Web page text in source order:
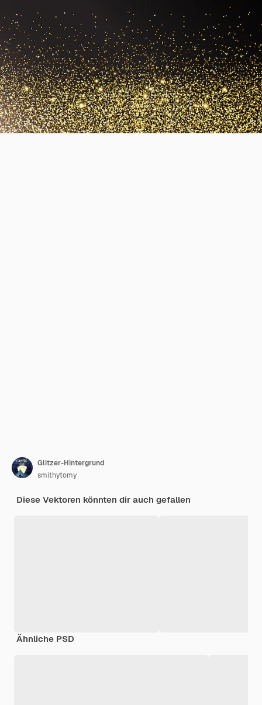
Glitzer-Hintergrund
smithytomy
Diese Vektoren könnten dir auch gefallen
Ähnliche PSD